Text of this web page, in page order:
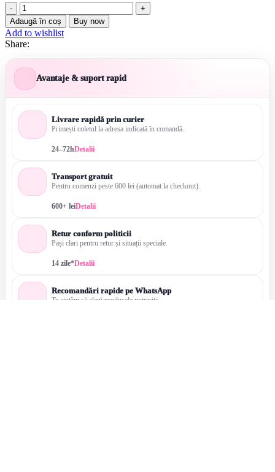
Cantitate
Betisoare
frigarui
15cm
Adaugă în coș Buy now
Add to wishlist
Share:
Avantaje & suport rapid
Livrare rapidă prin curier
Primești coletul la adresa indicată în comandă.
24–72hDetalii
Transport gratuit
Pentru comenzi peste 600 lei (automat la checkout).
600+ leiDetalii
Retur conform politicii
Pași clari pentru retur și situații speciale.
14 zile*Detalii
Recomandări rapide pe WhatsApp
Te ajutăm să alegi produsele potrivite.